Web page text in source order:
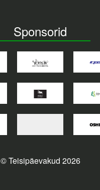
Sponsorid
© Teisipäevakud 2026